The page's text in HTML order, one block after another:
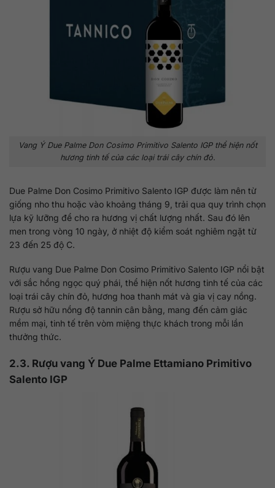
Vang Ý Due Palme Don Cosimo Primitivo Salento IGP thể hiện nốt
hương tinh tế của các loại trái cây chín đỏ.
Due Palme Don Cosimo Primitivo Salento IGP được làm nên từ
giống nho thu hoặc vào khoảng tháng 9, trải qua quy trình chọn
lựa kỹ lưỡng để cho ra hương vị chất lượng nhất. Sau đó lên
men trong vòng 10 ngày, ở nhiệt độ kiểm soát nghiêm ngặt từ
23 đến 25 độ C.
Rượu vang Due Palme Don Cosimo Primitivo Salento IGP nổi bật
với sắc hồng ngọc quý phái, thể hiện nốt hương tinh tế của các
loại trái cây chín đỏ, hương hoa thanh mát và gia vị cay nồng.
Rượu sở hữu nồng độ tannin cân bằng, mang đến cảm giác
mềm mại, tinh tế trên vòm miệng thực khách trong mỗi lần
thưởng thức.
2.3. Rượu vang Ý Due Palme Ettamiano Primitivo
Salento IGP